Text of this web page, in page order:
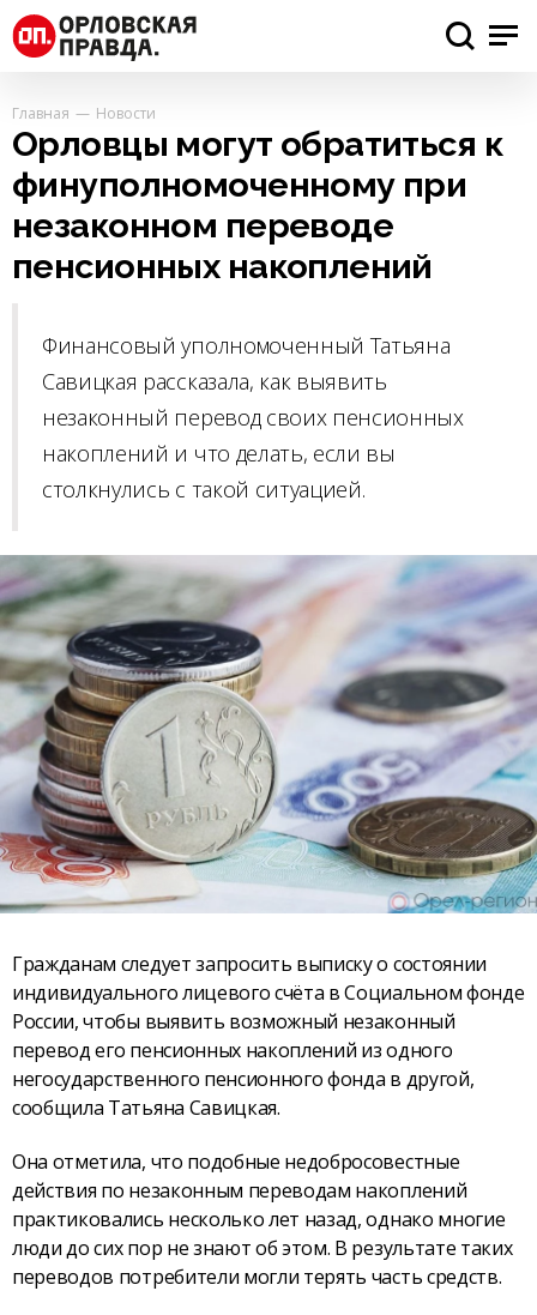
Главная Новости
Орловцы могут обратиться к
финуполномоченному при
незаконном переводе
пенсионных накоплений
Финансовый уполномоченный Татьяна
Савицкая рассказала, как выявить
незаконный перевод своих пенсионных
накоплений и что делать, если вы
столкнулись с такой ситуацией.
Гражданам следует запросить выписку о состоянии
индивидуального лицевого счёта в Социальном фонде
России, чтобы выявить возможный незаконный
перевод его пенсионных накоплений из одного
негосударственного пенсионного фонда в другой,
сообщила Татьяна Савицкая.
Она отметила, что подобные недобросовестные
действия по незаконным переводам накоплений
практиковались несколько лет назад, однако многие
люди до сих пор не знают об этом. В результате таких
переводов потребители могли терять часть средств.